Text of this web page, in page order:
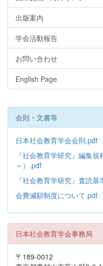
出版案内
学会活動報告
お問い合わせ
English Page
会則・文書等
日本社会教育学会会則.pdf
『社会教育学研究』編集
～）.pdf
『社会教育学研究』査読基
会費減額制度について.pdf
日本社会教育学会事務局
〒189-0012